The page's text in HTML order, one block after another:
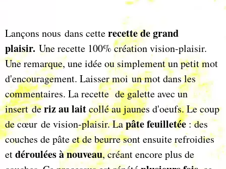
Lançons nous dans cetterecette de grand
plaisir. Une recette 100% création vision-plaisir.
Une remarque, une idée ou simplement un petit mot
d'encouragement. Laisser moi un mot dans les
commentaires. La recette de galette avec un
insert deriz au laitcollé au jaunes d'oeufs. Le coup
de cœur de vision-plaisir. Lapâte feuilletée : des
couches de pâte et de beurre sont ensuite refroidies
etdéroulées à nouveau, créant encore plus de